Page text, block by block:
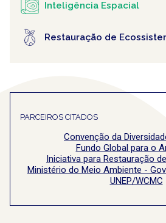
Inteligência Espacial
Restauração de
PARCEIROS CITADOS
Convenção da
Fundo Global para o
Iniciativa para Restauração
Ministério do Meio Ambiente -
UNEP/WCMC